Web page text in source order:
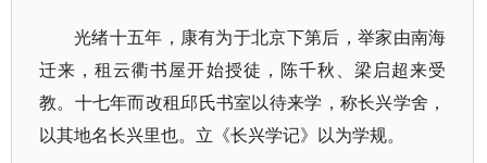
光绪十五年，康有为于北京下第后，举家由南海
迁来，租云衢书屋开始授徒，陈千秋、梁启超来受
教。十七年而改租邱氏书室以待来学，称长兴学舍，
以其地名长兴里也。立《长兴学记》以为学规。